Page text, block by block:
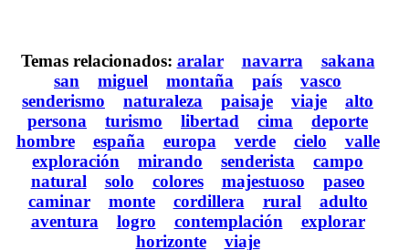
Temas relacionados: aralar navarra
sakana
san
miguel montaña país
vasco
senderismo
naturaleza paisaje viaje
alto
persona
turismo libertad cima
deporte
hombre
españa europa verde cielo
valle
exploración
mirando senderista
campo
natural
solo colores majestuoso
paseo
caminar
monte cordillera rural
adulto
aventura
logro contemplación
explorar
horizonte
viaje